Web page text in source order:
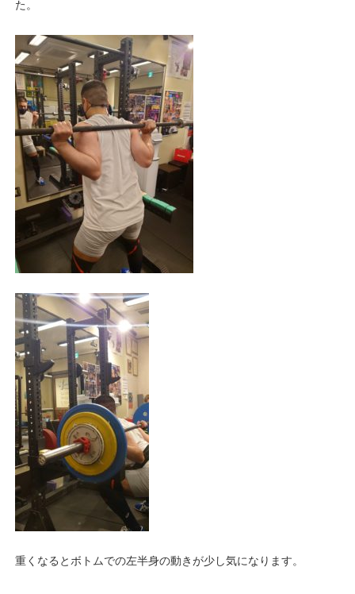
た。
重くなるとボトムでの左半身の動きが少し気になります。